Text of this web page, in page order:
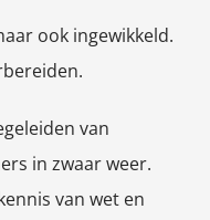
ook ingewikkeld.
van
in zwaar weer.
van wet en